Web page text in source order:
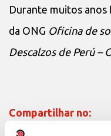
Durante muitos
da ONG Oficina de
Descalzos de Perú –
Compartilhar no: